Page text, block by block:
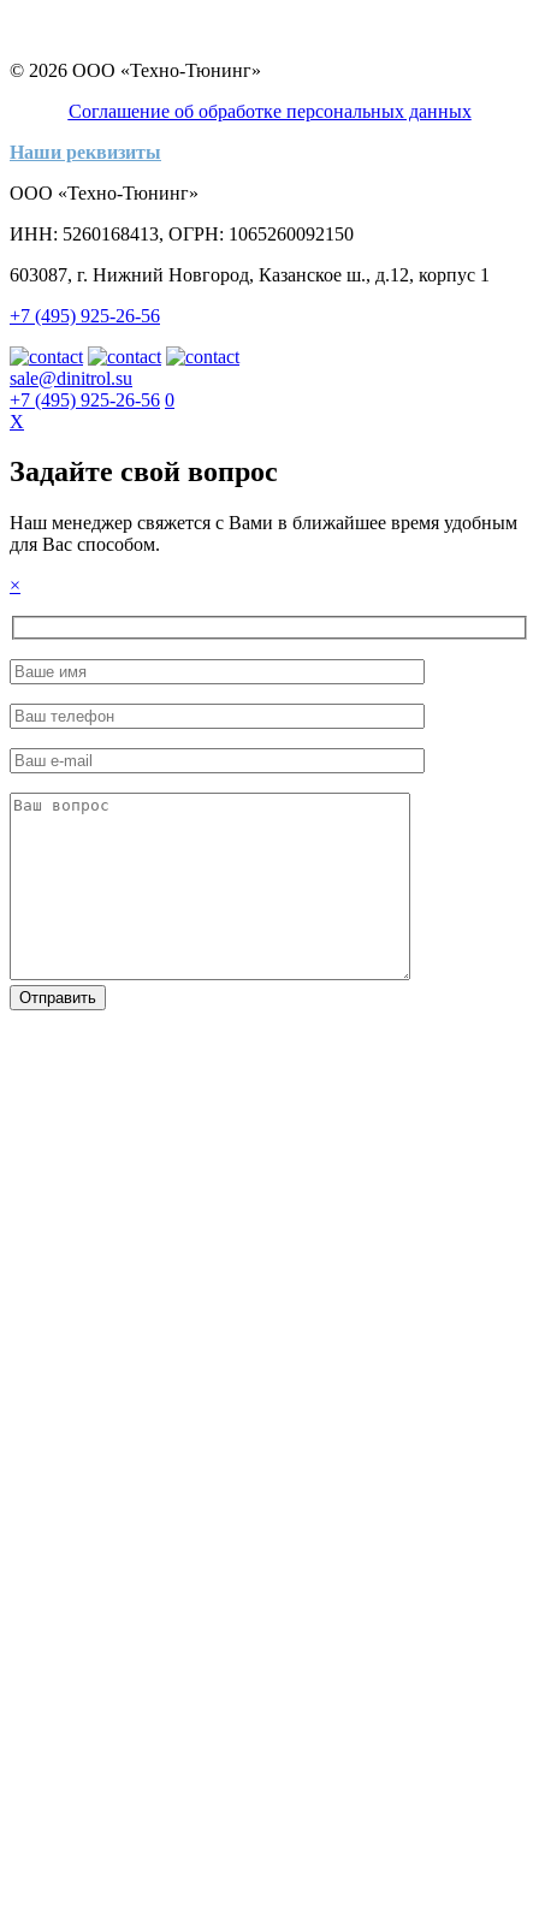
© 2026 ООО «Техно-Тюнинг»
Соглашение об обработке персональных данных
Наши реквизиты
ООО «Техно-Тюнинг»
ИНН: 5260168413, ОГРН: 1065260092150
603087, г. Нижний Новгород, Казанское ш., д.12, корпус 1
+7 (495) 925-26-56
sale@dinitrol.su
+7 (495) 925-26-56 0
X
Задайте свой вопрос
Наш менеджер свяжется с Вами в ближайшее время удобным
для Вас способом.
×